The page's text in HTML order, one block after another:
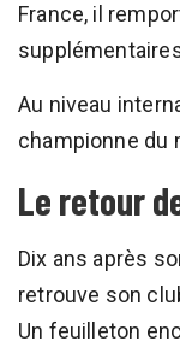
France, il
Au niveau
championne du
Le retour
Dix ans après
retrouve son
Un feuilleton